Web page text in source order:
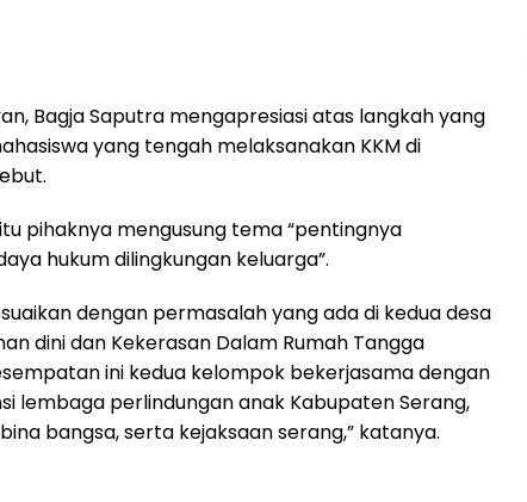
Bagja Saputra mengapresiasi atas langkah yang
yang tengah melaksanakan KKM di
pihaknya mengusung tema “pentingnya
hukum dilingkungan keluarga”.
dengan permasalah yang ada di kedua desa
dini dan Kekerasan Dalam Rumah Tangga
ini kedua kelompok bekerjasama dengan
lembaga perlindungan anak Kabupaten Serang,
bangsa, serta kejaksaan serang,” katanya.